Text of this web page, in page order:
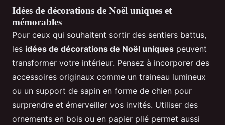
Idées de décorations de Noël uniques et
mémorables
Pour ceux qui souhaitent sortir des sentiers battus,
les idées de décorations de Noël uniques peuvent
transformer votre intérieur. Pensez à incorporer des
accessoires originaux comme un traineau lumineux
ou un support de sapin en forme de chien pour
surprendre et émerveiller vos invités. Utiliser des
ornements en bois ou en papier plié permet aussi